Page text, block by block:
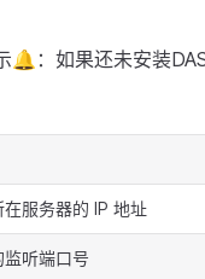
🔔：如果还未安装
服务器的 IP 地址
听端口号